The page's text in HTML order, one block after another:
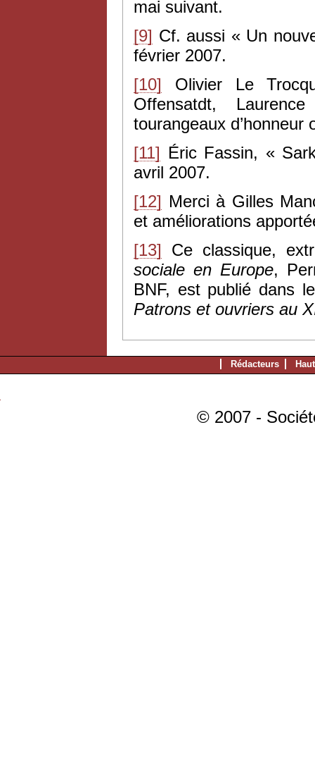
mai suivant.
[9] Cf. aussi « Un
février 2007.
[10] Olivier Le
Offensatdt,
tourangeaux
[11] Éric Fassin, «
avril 2007.
[12] Merci à Gilles
et améliorations
[13] Ce classique,
sociale en Europe,
BNF, est publié dans
Patrons et ouvriers au
Rédacteurs
© 2007 -